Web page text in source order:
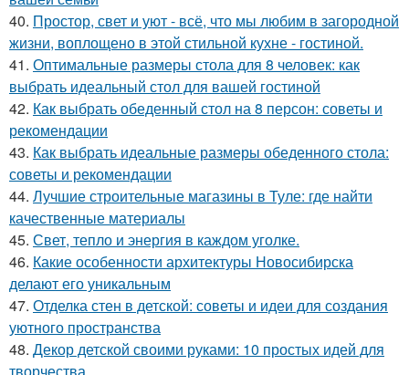
40. Простор, свет и уют - всё, что мы любим в загородной
жизни, воплощено в этой стильной кухне - гостиной.
41. Оптимальные размеры стола для 8 человек: как
выбрать идеальный стол для вашей гостиной
42. Как выбрать обеденный стол на 8 персон: советы и
рекомендации
43. Как выбрать идеальные размеры обеденного стола:
советы и рекомендации
44. Лучшие строительные магазины в Туле: где найти
качественные материалы
45. Свет, тепло и энергия в каждом уголке.
46. Какие особенности архитектуры Новосибирска
делают его уникальным
47. Отделка стен в детской: советы и идеи для создания
уютного пространства
48. Декор детской своими руками: 10 простых идей для
творчества